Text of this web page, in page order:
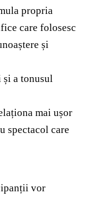
propria
care folosesc
și
a tonusul
mai ușor
spectacol care
vor